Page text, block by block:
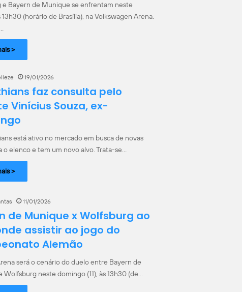
e Bayern de Munique se enfrentam neste
13h30 (horário de Brasília), na Volkswagen Arena.
>
19/01/2026
faz consulta pelo
Vinícius Souza, ex-
está ativo no mercado em busca de novas
o elenco e tem um novo alvo. Trata-se…
>
11/01/2026
de Munique x Wolfsburg ao
assistir ao jogo do
Alemão
será o cenário do duelo entre Bayern de
Wolfsburg neste domingo (11), às 13h30 (de…